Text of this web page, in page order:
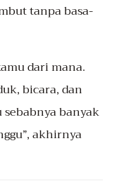
tanpa basa-
dari mana.
bicara, dan
banyak
akhirnya